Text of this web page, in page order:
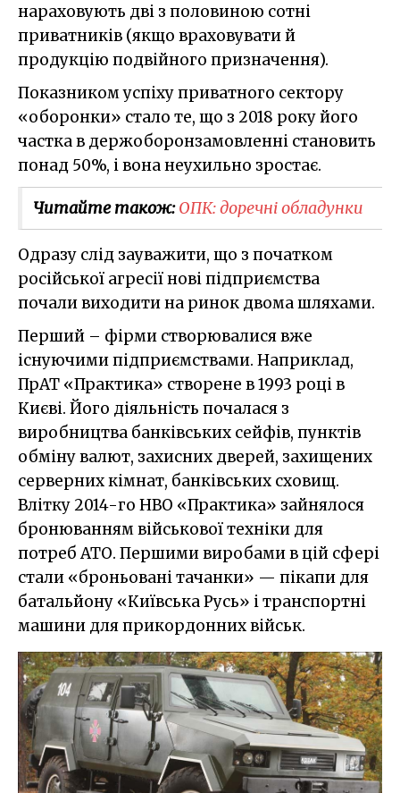
нараховують дві з половиною сотні
приватників (якщо враховувати й
продукцію подвійного призначення).
Показником успіху приватного сектору
«оборонки» стало те, що з 2018 року його
частка в держоборонзамовленні становить
понад 50%, і вона неухильно зростає.
Читайте також:ОПК: доречні обладунки
Одразу слід зауважити, що з початком
російської агресії нові підприємства
почали виходити на ринок двома шляхами.
Перший – фірми створювалися вже
існуючими підприємствами. Наприклад,
ПрАТ «Практика» створене в 1993 році в
Києві. Його діяльність почалася з
виробництва банківських сейфів, пунктів
обміну валют, захисних дверей, захищених
серверних кімнат, банківських сховищ.
Влітку 2014-го НВО «Практика» зайнялося
бронюванням військової техніки для
потреб АТО. Першими виробами в цій сфері
стали «броньовані тачанки» — пікапи для
батальйону «Київська Русь» і транспортні
машини для прикордонних військ.